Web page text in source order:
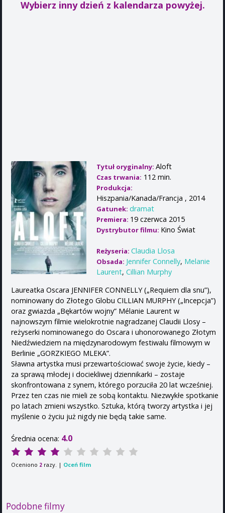
Wybierz inny dzień z kalendarza powyżej.
Tytuł oryginalny: Aloft
Czas trwania: 112 min.
Produkcja:
Hiszpania/Kanada/Francja , 2014
Gatunek: dramat
Premiera: 19 czerwca 2015
Dystrybutor filmu: Kino Świat
Reżyseria: Claudia Llosa
Obsada: Jennifer Connelly, Melanie
Laurent, Cillian Murphy
Laureatka Oscara JENNIFER CONNELLY („Requiem dla snu”),
nominowany do Złotego Globu CILLIAN MURPHY („Incepcja”)
oraz gwiazda „Bękartów wojny” Mélanie Laurent w
najnowszym filmie wielokrotnie nagradzanej Claudii Llosy –
reżyserki nominowanego do Oscara i uhonorowanego Złotym
Niedźwiedziem na międzynarodowym festiwalu filmowym w
Berlinie „GORZKIEGO MLEKA”.
Sławna artystka musi przewartościować swoje życie, kiedy –
za sprawą młodej i dociekliwej dziennikarki – zostaje
skonfrontowana z synem, którego porzuciła 20 lat wcześniej.
Przez ten czas nie mieli ze sobą kontaktu. Niezwykłe spotkanie
po latach zmieni wszystko. Sztuka, którą tworzy artystka i jej
myślenie o życiu już nigdy nie będą takie same.
Średnia ocena: 4.0
Oceniono 2 razy. | Oceń film
Podobne filmy